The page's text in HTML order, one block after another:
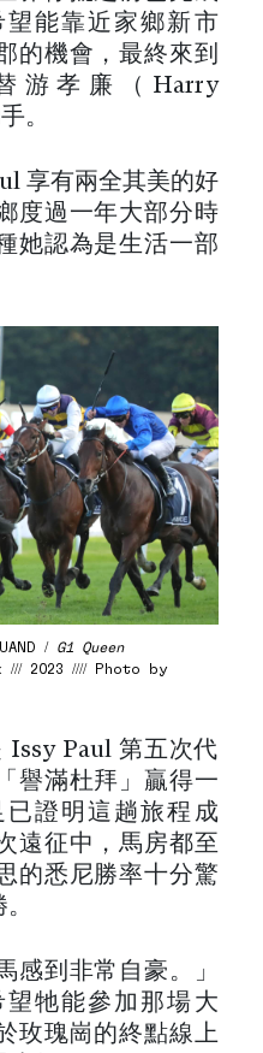
能靠近家鄉新市
的機會，最終來到
游孝廉（Harry
。
享有兩全其美的好
度過一年大部分時
她認為是生活一部
/ G1 Queen
2023 //// Photo by
Issy Paul 第五次代
譽滿杜拜」贏得一
證明這趟旅程成
遠征中，馬房都至
的悉尼勝率十分驚
感到非常自豪。」
牠能參加那場大
玫瑰崗的終點線上